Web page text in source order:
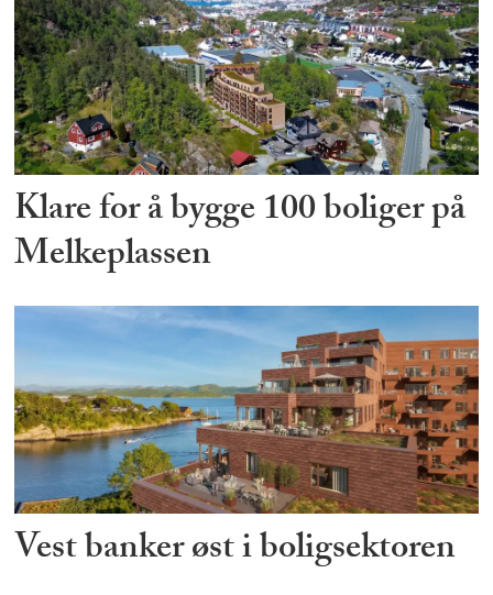
Klare for å bygge 100 boliger på
Melkeplassen
Vest banker øst i boligsektoren